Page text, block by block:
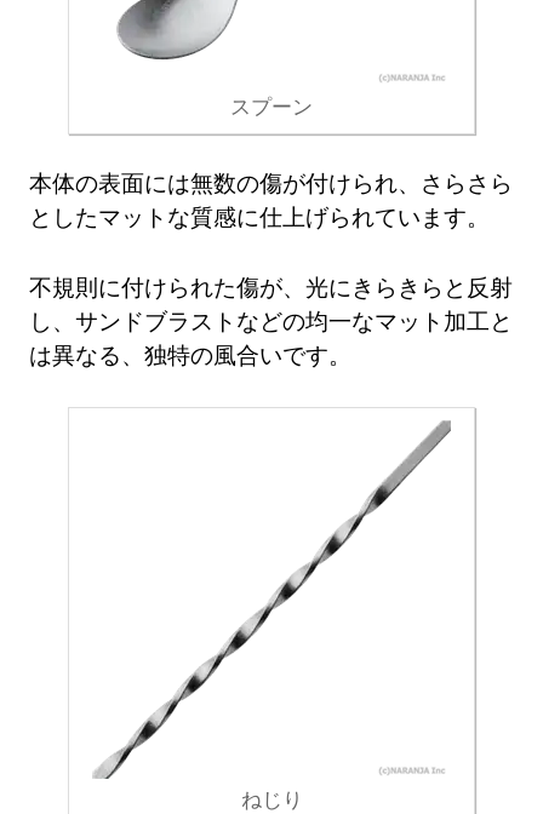
スプーン
本体の表面には無数の傷が付けられ、さらさら
としたマットな質感に仕上げられています。
不規則に付けられた傷が、光にきらきらと反射
し、サンドブラストなどの均一なマット加工と
は異なる、独特の風合いです。
ねじり